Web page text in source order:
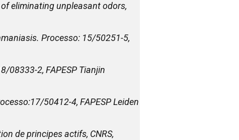
eliminating unpleasant odors,
Processo: 15/50251-5,
08333-2, FAPESP Tianjin
50412-4, FAPESP Leiden
de principes actifs, CNRS,